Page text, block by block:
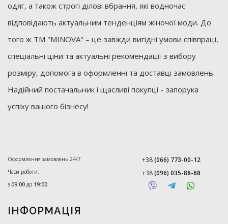
одяг, а також строгі ділові вбрання, які водночас
відповідають актуальним тенденціям жіночої моди. До
того ж ТМ "MINOVA" – це завжди вигідні умови співпраці,
спеціальні ціни та актуальні рекомендації з вибору
розміру, допомога в оформленні та доставці замовлень.
Надійний постачальник і щасливі покупці - запорука
успіху вашого бізнесу!
Оформлення замовлень 24/7
Часи роботи:
з 09:00 до 19:00
+38(066) 773-00-12
+38(096) 035-88-88
ІНФОРМАЦІЯ